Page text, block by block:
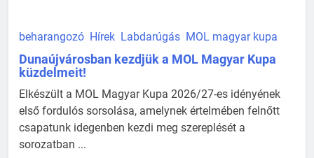
beharangozó Hírek Labdarúgás MOL magyar kupa
Dunaújvárosban kezdjük a MOL Magyar Kupa
küzdelmeit!
Elkészült a MOL Magyar Kupa 2026/27-es idényének
első fordulós sorsolása, amelynek értelmében felnőtt
csapatunk idegenben kezdi meg szereplését a
sorozatban ...